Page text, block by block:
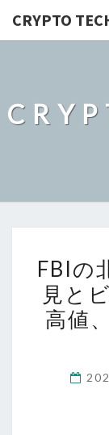
CRYPTO
FBIの
見と
高値